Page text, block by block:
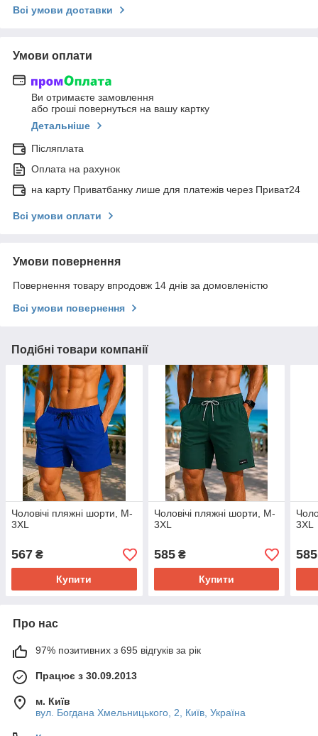
Всі умови доставки
Умови оплати
Ви отримаєте замовлення
або гроші повернуться на вашу картку
Детальніше
Післяплата
Оплата на рахунок
на карту Приватбанку лише для платежів через Приват24
Всі умови оплати
Умови повернення
Повернення товару впродовж 14 днів за домовленістю
Всі умови повернення
Подібні товари компанії
Чоловічі пляжні шорти, M-
3XL
567 ₴
Купити
Чоловічі пляжні шорти, M-
3XL
585₴
Купити
3XL
585
Про нас
97% позитивних з 695 відгуків за рік
Працює з 30.09.2013
м. Київ
вул. Богдана Хмельницького, 2, Київ, Україна